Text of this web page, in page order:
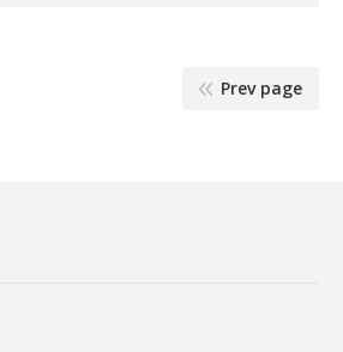
Prev page